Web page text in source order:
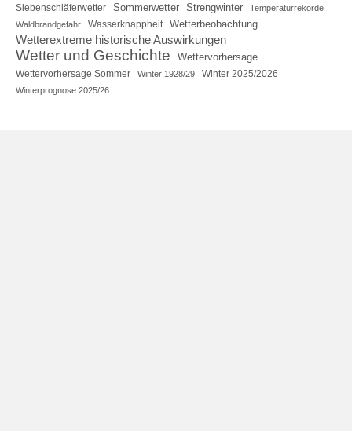
Siebenschläferwetter Sommerwetter Strengwinter
Temperaturrekorde
Waldbrandgefahr
Wasserknappheit Wetterbeobachtung
Wetterextreme historische Auswirkungen
Wetter und Geschichte Wettervorhersage
Wettervorhersage Sommer Winter 1928/29 Winter 2025/2026
Winterprognose 2025/26